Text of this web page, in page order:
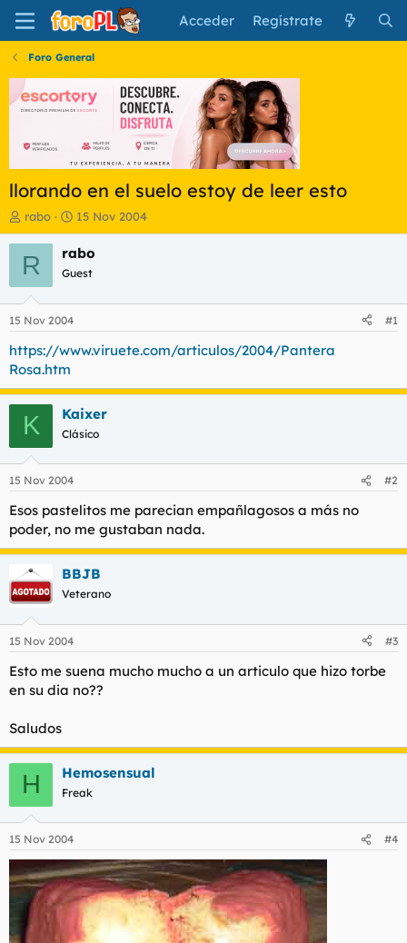
Acceder Regístrate
Foro General
llorando en el suelo estoy de leer esto
I
n
i
c
a
d
o
r
d
e
l
e
a
rabo
F
e
c
a
i
n
i
o
15 Nov 2004
R rabo
Guest
15 Nov 2004 #1
https://www.viruete.com/articulos/2004/Pantera
Rosa.htm
K Kaixer
Clásico
15 Nov 2004 #2
Esos pastelitos me parecian empañlagosos a más no
poder, no me gustaban nada.
BBJB
Veterano
15 Nov 2004 #3
Esto me suena mucho mucho a un articulo que hizo torbe
en su dia no??
Saludos
H Hemosensual
Freak
15 Nov 2004 #4